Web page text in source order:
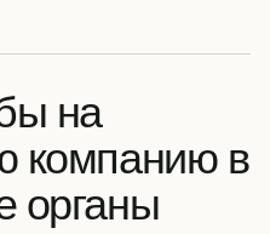
на
компанию в
органы